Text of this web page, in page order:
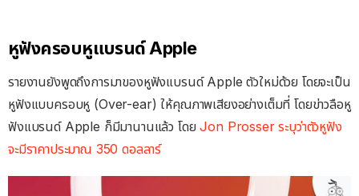
หูฟังครอบหูแบรนด์ Apple
รายงานยังพูดถึงการมาของหูฟังแบรนด์ Apple ตัวใหม่ด้วย โดยจะเป็น
หูฟังแบบครอบหู (Over-ear) ให้คุณภาพเสียงอย่างเต็มที่ โดยข่าวลือหู
ฟังแบรนด์ Apple ก็มีมานานแล้ว โดยJon Prosser ระบุว่าตัวหูฟัง
จะมีราคาประมาณ 350 ดอลลาร์